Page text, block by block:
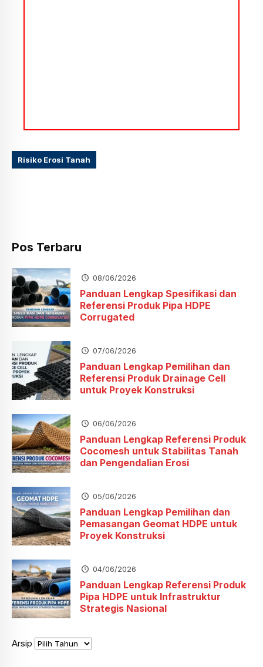
Risiko Erosi Tanah
Pos Terbaru
08/06/2026
Panduan Lengkap Spesifikasi dan
Referensi Produk Pipa HDPE
Corrugated
07/06/2026
Panduan Lengkap Pemilihan dan
Referensi Produk Drainage Cell
untuk Proyek Konstruksi
06/06/2026
Panduan Lengkap Referensi Produk
Cocomesh untuk Stabilitas Tanah
dan Pengendalian Erosi
05/06/2026
Panduan Lengkap Pemilihan dan
Pemasangan Geomat HDPE untuk
Proyek Konstruksi
04/06/2026
Panduan Lengkap Referensi Produk
Pipa HDPE untuk Infrastruktur
Strategis Nasional
Arsip